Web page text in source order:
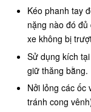
Kéo phanh tay
nặng nào đó
xe không bị
Sử dụng kích
giữ thăng bằng.
Nởi lỏng các ốc
tránh cong